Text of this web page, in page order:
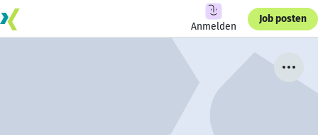
Anmelden
Job posten